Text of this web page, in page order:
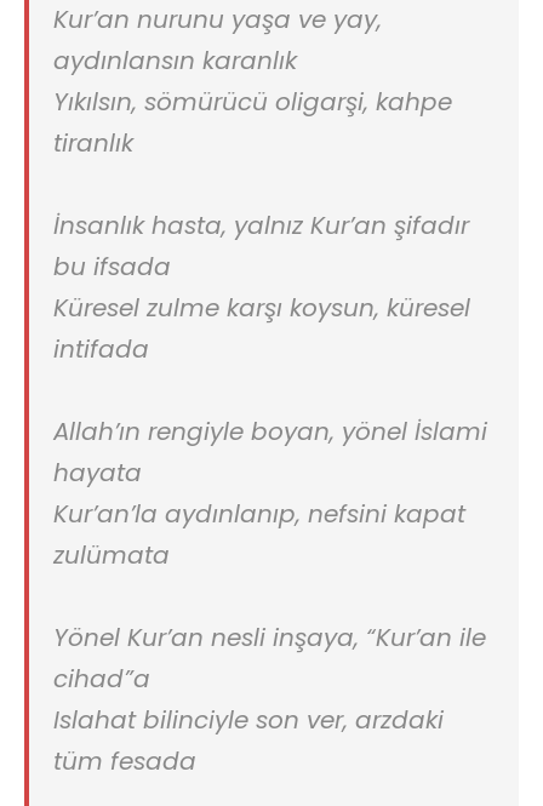
Kur’an nurunu yaşa ve yay,
aydınlansın karanlık
Yıkılsın, sömürücü oligarşi, kahpe
tiranlık
İnsanlık hasta, yalnız Kur’an şifadır
bu ifsada
Küresel zulme karşı koysun, küresel
intifada
Allah’ın rengiyle boyan, yönel İslami
hayata
Kur’an’la aydınlanıp, nefsini kapat
zulümata
Yönel Kur’an nesli inşaya, “Kur’an ile
cihad”a
Islahat bilinciyle son ver, arzdaki
tüm fesada